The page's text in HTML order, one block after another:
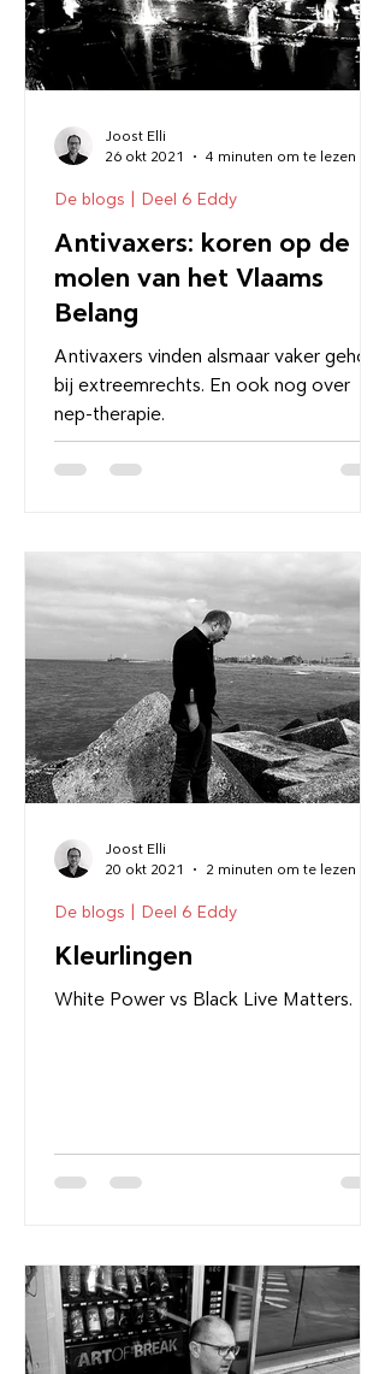
Antivaxers: koren op de
molen van het Vlaams
Belang
Antivaxers vinden alsmaar vaker gehoor
bij extreemrechts. En ook nog over
nep-therapie.
De blogs | Deel 6 Eddy
Joost Elli
26 okt 2021
4 minuten om te lezen
Kleurlingen
White Power vs Black Live Matters.
De blogs | Deel 6 Eddy
Joost Elli
20 okt 2021
2 minuten om te lezen